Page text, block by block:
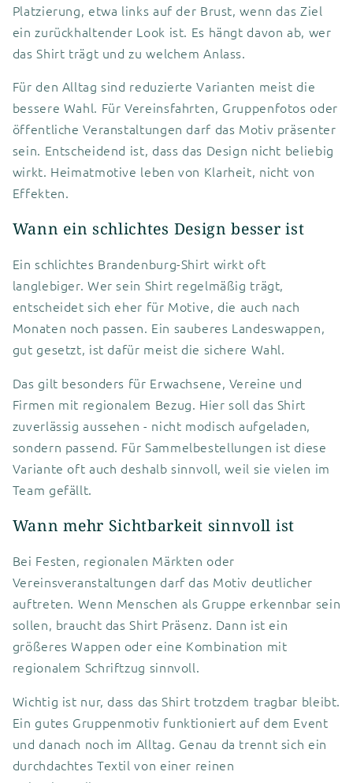
Platzierung, etwa links auf der Brust, wenn das Ziel
ein zurückhaltender Look ist. Es hängt davon ab, wer
das Shirt trägt und zu welchem Anlass.
Für den Alltag sind reduzierte Varianten meist die
bessere Wahl. Für Vereinsfahrten, Gruppenfotos oder
öffentliche Veranstaltungen darf das Motiv präsenter
sein. Entscheidend ist, dass das Design nicht beliebig
wirkt. Heimatmotive leben von Klarheit, nicht von
Effekten.
Wann ein schlichtes Design besser ist
Ein schlichtes Brandenburg-Shirt wirkt oft
langlebiger. Wer sein Shirt regelmäßig trägt,
entscheidet sich eher für Motive, die auch nach
Monaten noch passen. Ein sauberes Landeswappen,
gut gesetzt, ist dafür meist die sichere Wahl.
Das gilt besonders für Erwachsene, Vereine und
Firmen mit regionalem Bezug. Hier soll das Shirt
zuverlässig aussehen - nicht modisch aufgeladen,
sondern passend. Für Sammelbestellungen ist diese
Variante oft auch deshalb sinnvoll, weil sie vielen im
Team gefällt.
Wann mehr Sichtbarkeit sinnvoll ist
Bei Festen, regionalen Märkten oder
Vereinsveranstaltungen darf das Motiv deutlicher
auftreten. Wenn Menschen als Gruppe erkennbar sein
sollen, braucht das Shirt Präsenz. Dann ist ein
größeres Wappen oder eine Kombination mit
regionalem Schriftzug sinnvoll.
Wichtig ist nur, dass das Shirt trotzdem tragbar bleibt.
Ein gutes Gruppenmotiv funktioniert auf dem Event
und danach noch im Alltag. Genau da trennt sich ein
durchdachtes Textil von einer reinen